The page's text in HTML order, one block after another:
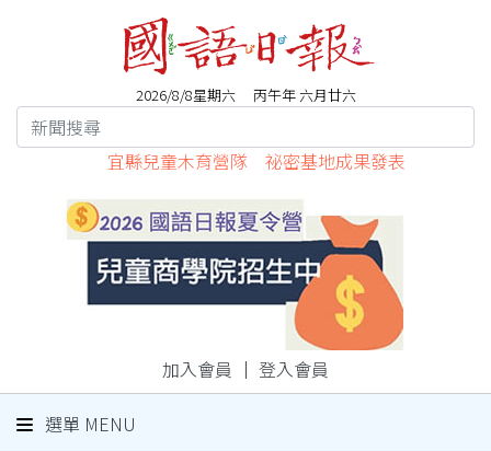
2026/8/8星期六 丙午年 六月廿六
宜縣兒童木育營隊 祕密基地成果發表
加入會員 ｜ 登入會員
選單 MENU